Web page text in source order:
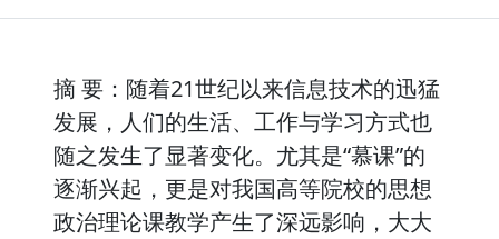
摘 要：随着21世纪以来信息技术的迅猛
发展，人们的生活、工作与学习方式也
随之发生了显著变化。尤其是“慕课”的
逐渐兴起，更是对我国高等院校的思想
政治理论课教学产生了深远影响，大大